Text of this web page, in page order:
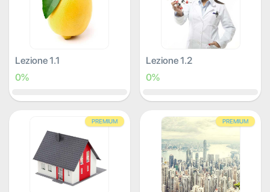
Lezione 1.1
0%
Lezione 1.2
0%
PREMIUM PREMIUM